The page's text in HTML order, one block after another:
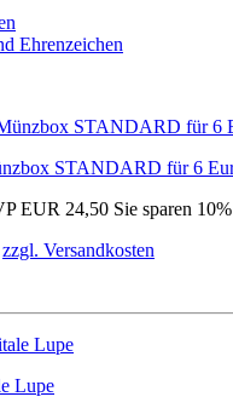
Ehrenzeichen
STANDARD für 6
EUR 24,50 Sie sparen
zzgl. Versandkosten
Lupe